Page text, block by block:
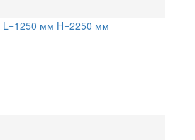
L=1250 мм H=2250 мм